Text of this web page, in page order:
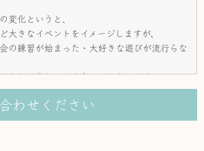
変化というと、
大きなイベントをイメージしますが、
の練習が始まった・大好きな遊びが流行らな
大きく崩れてしまうことがあります。
も幼稚園で頑張っているお子さまの気持ちを
ニケーションを増やしてご家庭でのお子さま
わせください